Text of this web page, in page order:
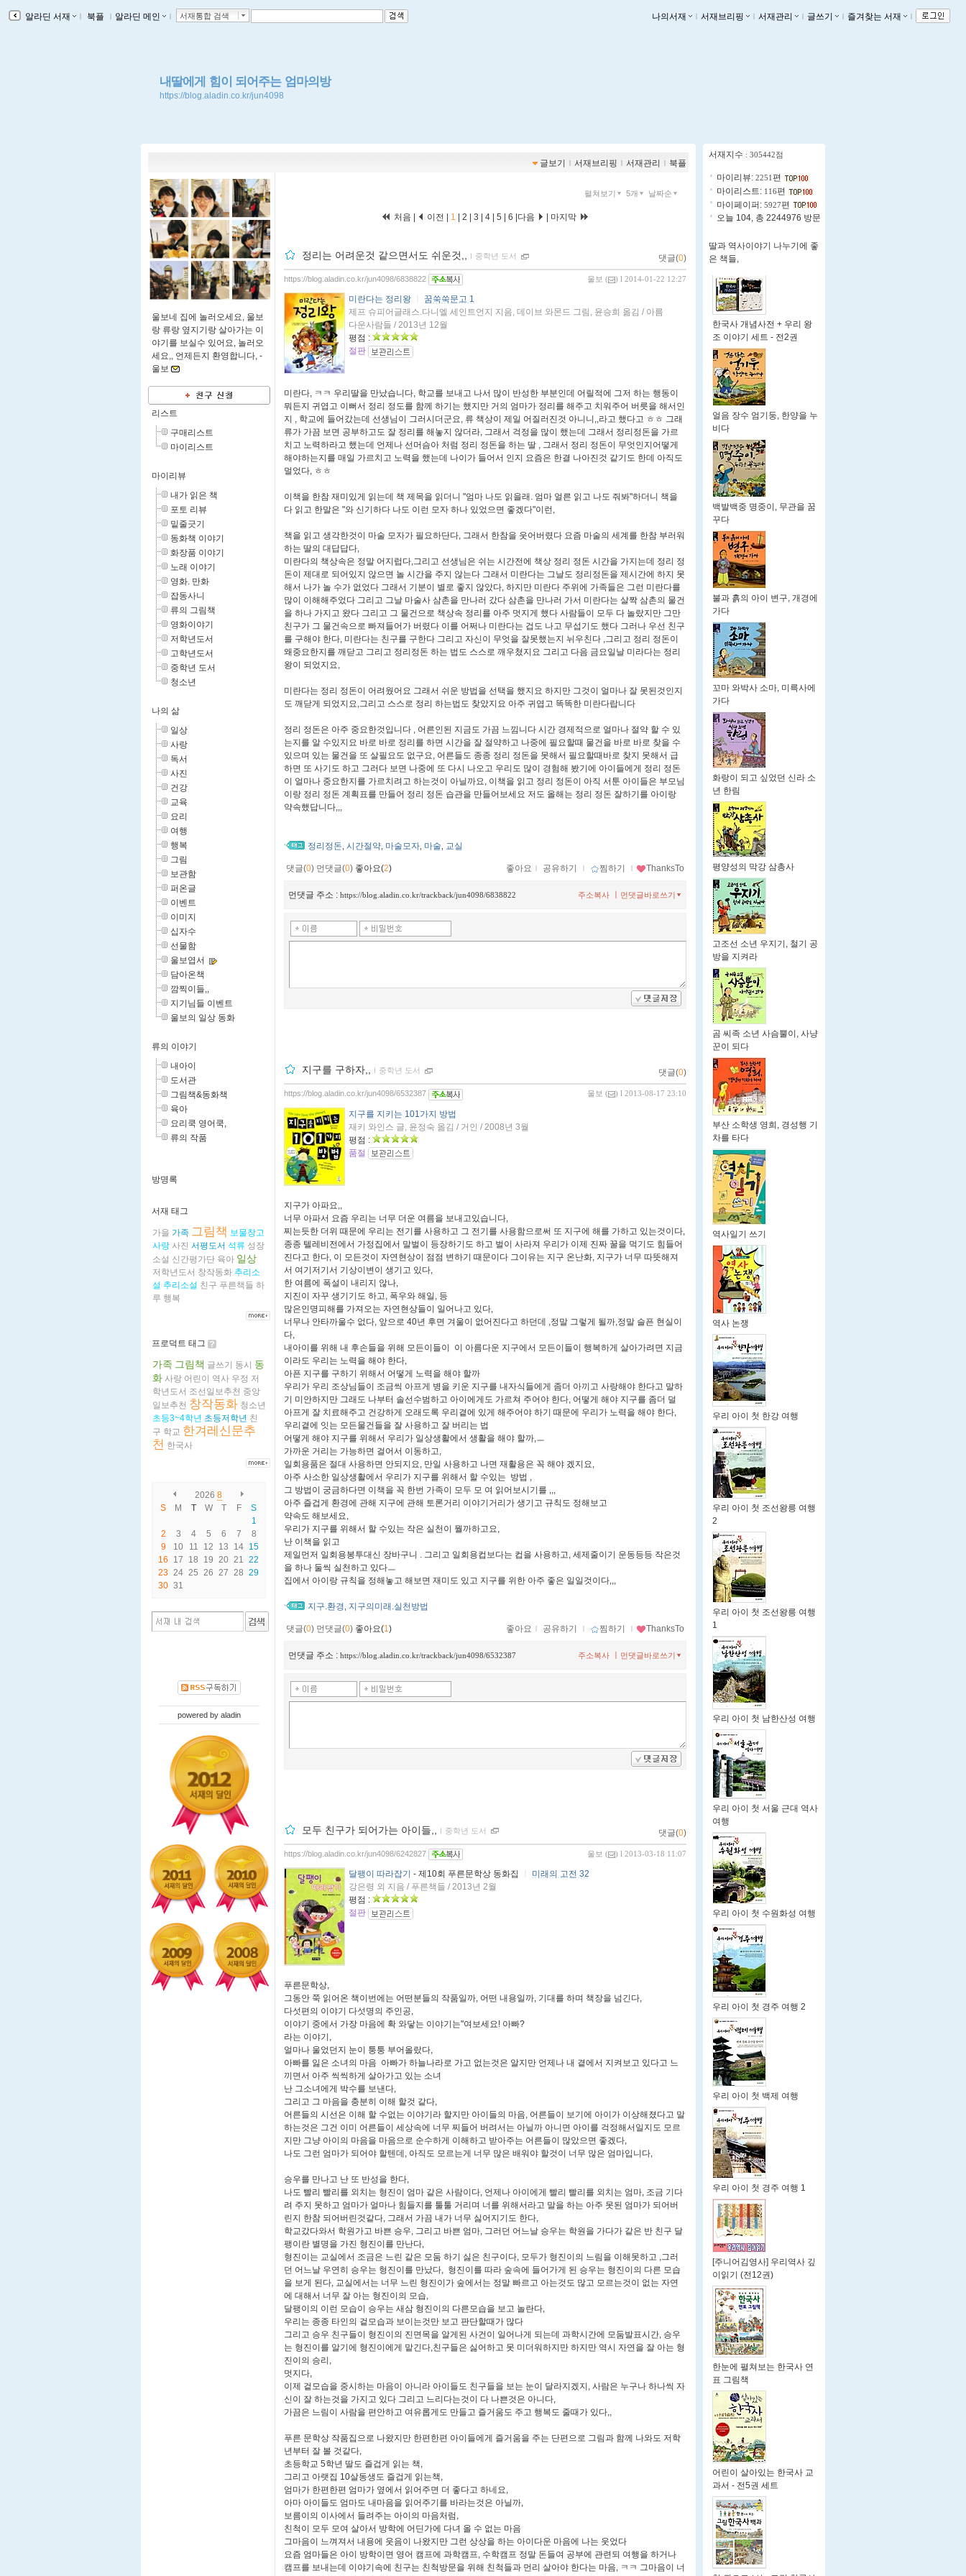
알라딘 서재 ｌ 북플 ｌ 알라딘 메인 ｌ 서재통합 검색 나의서재 ｌ 서재브리핑 ｌ 서재관리 ｌ 글쓰기 ｌ 즐겨찾는 서재 ｌ
내딸에게 힘이 되어주는 엄마의방
https://blog.aladin.co.kr/jun4098
글보기 ｌ 서재브리핑 ｌ 서재관리 ｌ 북플
울보네 집에 놀러오세요, 울보
랑 류랑 옆지기랑 살아가는 이
야기를 보실수 있어요, 놀러오
세요,, 언제든지 환영합니다, -
울보
리스트
구매리스트
마이리스트
마이리뷰
내가 읽은 책
포토 리뷰
밑줄긋기
동화책 이야기
화장품 이야기
노래 이야기
영화. 만화
잡동사니
류의 그림책
영화이야기
저학년도서
고학년도서
중학년 도서
청소년
나의 삶
일상
사랑
독서
사진
건강
교육
요리
여행
행복
그림
보관함
퍼온글
이벤트
이미지
십자수
선물함
울보엽서
담아온책
깜찍이들,,
지기님들 이벤트
울보의 일상 동화
류의 이야기
내아이
도서관
그림책&동화책
육아
요리쿡 영어쿡,
류의 작품
방명록
서재 태그
가을 가족 그림책 보물창고
사랑 사진 서평도서 석류 성장
소설 신간평가단 육아 일상
저학년도서 창작동화 추리소
설 추리소설 친구 푸른책들 하
루 행복
프로덕트 태그
가족 그림책 글쓰기 동시
동
화 사랑 어린이 역사 우정 저
학년도서 조선일보추천 중앙
일보추천 창작동화 청소년
초등3~4학년 초등저학년 친
구 학교 한겨레신문추
천 한국사
2026 8
S
M T W T F
S
1
2
3 4 5 6 7
8
9
10 11 12 13 14 15
16
17 18 19 20 21 22
23 24 25 26 27 28 29
30 31
powered by aladin
펼쳐보기 5개 날짜순
처음 | 이전 | 1 2 3 4 5 6 다음 마지막
정리는 어려운것 같으면서도 쉬운것,, ｌ 중학년 도서 댓글(0)
울보 ( ) l 2014-01-22 12:27
https://blog.aladin.co.kr/jun4098/6838822
미란다는 정리왕
꿈쑥쑥문고 1
제프 슈피어글래스.다니엘 세인트언지 지음, 데이브 와몬드 그림, 윤승희 옮김 / 아름
다운사람들 / 2013년 12월
평점 :
절판
미란다, ㅋㅋ 우리딸을 만났습니다, 학교를 보내고 나서 많이 반성한 부분인데 어릴적에 그저 하는 행동이
뭐든지 귀엽고 이뻐서 정리 정도를 함께 하기는 했지만 거의 엄마가 정리를 해주고 치워주어 버릇을 해서인
지 , 학교에 들어갔는데 선생님이 그러시더군요, 류 책상이 제일 어질러진것 아니니,,라고 했다고 ㅎㅎ 그래
류가 가끔 보면 공부하고도 잘 정리를 해놓지 않더라, 그래서 걱정을 많이 했는데 그래서 정리정돈을 가르
치고 노력하라고 했는데 언제나 선머슴아 처럼 정리 정돈을 하는 딸 , 그래서 정리 정돈이 무엇인지어떻게
해야하는지를 매일 가르치고 노력을 했는데 나이가 들어서 인지 요즘은 한결 나아진것 같기도 한데 아직도
멀었다, ㅎㅎ
이책을 한참 재미있게 읽는데 책 제목을 읽더니 "엄마 나도 읽을래. 엄마 얼른 읽고 나도 줘봐"하더니 책을
다 읽고 한말은 "와 신기하다 나도 이런 모자 하나 있었으면 좋겠다"이런,
책을 읽고 생각한것이 마술 모자가 필요하단다, 그래서 한참을 웃어버렸다 요즘 마술의 세계를 한참 부러워
하는 딸의 대답답다,
미란다의 책상속은 정말 어지럽다,그리고 선생님은 쉬는 시간전에 책상 정리 정돈 시간을 가지는데 정리 정
돈이 제대로 되어있지 않으면 놀 시간을 주지 않는다 그래서 미란다는 그날도 정리정돈을 제시간에 하지 못
해서 나가 놀 수가 없었다 그래서 기분이 별로 좋지 않았다, 하지만 미란다 주위에 가족들은 그런 미란다를
많이 이해해주었다 그리고 그날 마술사 삼촌을 만나러 갔다 삼촌을 만나러 가서 미란다는 살짝 삼촌의 물건
을 하나 가지고 왔다 그리고 그 물건으로 책상속 정리를 아주 멋지게 했다 사람들이 모두 다 놀랐지만 그만
친구가 그 물건속으로 빠져들어가 버렸다 이를 어쩌나 미란다는 겁도 나고 무섭기도 했다 그러나 우선 친구
를 구해야 한다, 미란다는 친구를 구한다 그리고 자신이 무엇을 잘못했는지 뉘우친다 ,그리고 정리 정돈이
왜중요한지를 깨닫고 그리고 정리정돈 하는 법도 스스로 깨우쳤지요 그리고 다음 금요일날 미라다는 정리
왕이 되었지요,
미란다는 정리 정돈이 어려웠어요 그래서 쉬운 방법을 선택을 했지요 하지만 그것이 얼마나 잘 못된것인지
도 깨닫게 되었지요,그리고 스스로 정리 하는법도 찾았지요 아주 귀엽고 똑똑한 미란다랍니다
정리 정돈은 아주 중요한것입니다 , 어른인된 지금도 가끔 느낌니다 시간 경제적으로 얼마나 절약 할 수 있
는지를 알 수있지요 바로 바로 정리를 하면 시간을 잘 절약하고 나중에 필요할때 물건을 바로 바로 찾을 수
있으며 있는 물건을 또 살필요도 없구요, 어른들도 종종 정리 정돈을 못해서 필요할때바로 찾지 못해서 급
하면 또 사기도 하고 그러다 보면 나중에 또 다시 나오고 우리도 많이 경험해 봤기에 아이들에게 정리 정돈
이 얼마나 중요한지를 가르치려고 하는것이 아닐까요, 이책을 읽고 정리 정돈이 아직 서툰 아이들은 부모님
이랑 정리 정돈 계획표를 만들어 정리 정돈 습관을 만들어보세요 저도 올해는 정리 정돈 잘하기를 아이랑
약속했답니다,,,
정리정돈, 시간절약, 마술모자, 마술, 교실
댓글(0) 먼댓글(0) 좋아요(2) 좋아요 ｌ 공유하기 ｌ 찜하기 ｌ ThanksTo
먼댓글 주소 : https://blog.aladin.co.kr/trackback/jun4098/6838822 먼댓글바로쓰기
주소복사
지구를 구하자,, ｌ 중학년 도서 댓글(0)
울보 ( ) l 2013-08-17 23:10
https://blog.aladin.co.kr/jun4098/6532387
지구를 지키는 101가지 방법
재키 와인스 글, 윤정숙 옮김 / 거인 / 2008년 3월
평점 :
품절
지구가 아파요,,
너무 아파서 요즘 우리는 너무 더운 여름을 보내고있습니다,
찌는듯한 더위 때문에 우리는 전기를 사용하고 그 전기를 사용함으로써 또 지구에 해를 가하고 있는것이다,
종종 텔레비전에서 가정집에서 말벌이 등장하기도 하고 벌이 사라져 우리가 이제 진짜 꿀을 먹기도 힘들어
진다고 한다, 이 모든것이 자연현상이 점점 변하기 때문이다 그이유는 지구 온난화, 지구가 너무 따뜻해져
서 여기저기서 기상이변이 생기고 있다,
한 여름에 폭설이 내리지 않나,
지진이 자꾸 생기기도 하고, 폭우와 해일, 등
많은인명피해를 가져오는 자연현상들이 일어나고 있다,
너무나 안타까울수 없다, 앞으로 40년 후면 겨울이 없어진다고 하던데 ,정말 그렇게 될까,정말 슬픈 현실이
다,
내아이를 위해 내 후손들을 위해 모든이들이 이 아름다운 지구에서 모든이들이 행복하게 살아가려면 지금
이라도 우리는 노력을 해야 한다,
아픈 지구를 구하기 위해서 어떻게 노력을 해야 할까
우리가 우리 조상님들이 조금씩 아프게 병을 키운 지구를 내자식들에게 좀더 아끼고 사랑해야 한다고 말하
기 미안하지만 그래도 나부터 솔선수범하고 아이에게도 가르쳐 주어야 한다, 어떻게 해야 지구를 좀더 덜
아프게 잘 치료해주고 건강하게 오래도록 우리곁에 있게 해주어야 하기 때문에 우리가 노력을 해야 한다,
우리곁에 잇는 모든물건들을 잘 사용하고 잘 버리는 법
어떻게 해야 지구를 위해서 우리가 일상생활에서 생활을 해야 할까,ㅡ
가까운 거리는 가능하면 걸어서 이동하고,
일회용품은 절대 사용하면 안되지요, 만일 사용하고 나면 재활용은 꼭 해야 겠지요,
아주 사소한 일상생활에서 우리가 지구를 위해서 할 수있는 방법 ,
그 방법이 궁금하다면 이책을 꼭 한번 가족이 모두 모 여 읽어보시기를 ,,,
아주 즐겁게 환경에 관해 지구에 관해 토론거리 이야기거리가 생기고 규칙도 정해보고
약속도 해보세요,
우리가 지구를 위해서 할 수있는 작은 실천이 뭘까하고요,
난 이책을 읽고
제일먼저 일회용봉투대신 장바구니 . 그리고 일회용컵보다는 컵을 사용하고, 세제줄이기 운동등등 작은것
을 하나 둘씩 실천하고 있다ㅡ
집에서 아이랑 규칙을 정해놓고 해보면 재미도 있고 지구를 위한 아주 좋은 일일것이다,,,
지구.환경 지구의미래.실천방법
댓글(0) 먼댓글(0) 좋아요(1) 좋아요 ｌ 공유하기 ｌ 찜하기 ｌ ThanksTo
먼댓글 주소 : https://blog.aladin.co.kr/trackback/jun4098/6532387 먼댓글바로쓰기
주소복사
모두 친구가 되어가는 아이들,, ｌ 중학년 도서 댓글(0)
울보 ( ) l 2013-03-18 11:07
https://blog.aladin.co.kr/jun4098/6242827
달팽이 따라잡기 - 제10회 푸른문학상 동화집
미래의 고전 32
강은령 외 지음 / 푸른책들 / 2013년 2월
평점 :
절판
푸른문학상,
그동안 쭉 읽어온 책이번에는 어떤분들의 작품일까, 어떤 내용일까, 기대를 하며 책장을 넘긴다,
다섯편의 이야기 다섯명의 주인공,
이야기 중에서 가장 마음에 확 와닿는 이야기는"여보세요! 아빠?
라는 이야기,
얼마나 울었던지 눈이 퉁퉁 부어올랐다,
아빠를 잃은 소녀의 마음 아빠가 하늘나라로 가고 없는것은 알지만 언제나 내 곁에서 지켜보고 있다고 느
끼면서 아주 씩씩하게 살아가고 있는 소녀
난 그소녀에게 박수를 보낸다,
그리고 그 마음을 충분히 이해 할것 같다,
어른들의 시선은 이해 할 수없는 이야기라 할지만 아이들의 마음, 어른들이 보기에 아이가 이상해졌다고 말
하는것은 그건 이미 어른들이 세상속에 너무 찌들어 버려서는 아닐까 아니면 아이를 걱정해서일지도 모르
지만 그냥 아이의 마음을 마음으로 순수하게 이해하고 받아주는 어른들이 많았으면 좋겠다,
나도 그런 엄마가 되어야 할텐데, 아직도 모르는게 너무 많은 배워야 할것이 너무 많은 엄마입니다,
승우를 만나고 난 또 반성을 한다,
나도 빨리 빨리를 외치는 형진이 엄마 같은 사람이다, 언제나 아이에게 빨리 빨리를 외치는 엄마, 조금 기다
려 주지 못하고 엄마가 얼마나 힘들지를 툴툴 거리며 너를 위해서라고 말을 하는 아주 못된 엄마가 되어버
린지 한참 되어버린것같다, 그래서 가끔 내가 너무 싫어지기도 한다,
학교갔다와서 학원가고 바쁜 승우, 그리고 바쁜 엄마, 그러던 어느날 승우는 학원을 가다가 같은 반 친구 달
팽이란 별명을 가진 형진이를 만난다,
형진이는 교실에서 조금은 느린 같은 모둠 하기 싫은 친구이다, 모두가 형진이의 느림을 이해못하고 ,그러
던 어느날 우연히 승우는 형진이를 만났다, 형진이를 따라 숲속에 들어가게 된 승우는 형진이의 다른 모습
을 보게 된다, 교실에서는 너무 느린 형진이가 숲에서는 정말 빠르고 아는것도 많고 모르는것이 없는 자연
에 대해서 너무 잘 아는 형진이의 모습,
달팽이의 이런 모습이 승우는 새삼 형진이의 다른모습을 보고 놀란다,
우리는 종종 타인의 겉모습과 보이는것만 보고 판단할때가 많다
그리고 승우 친구들이 형진이의 진면목을 알게된 사건이 일어나게 되는데 과학시간에 모둠발표시간, 승우
는 형진이를 알기에 형진이에게 맡긴다,친구들은 싫어하고 못 미더워하지만 하지만 역시 자연을 잘 아는 형
진이의 승리,
멋지다,
이제 겉모습을 중시하는 마음이 아니라 아이들도 친구들을 보는 눈이 달라지겠지, 사람은 누구나 하나씩 자
신이 잘 하는것을 가지고 있다 그리고 느리다는것이 다 나쁜것은 아니다,
가끔은 느림이 사람을 편안하고 여유롭게도 만들고 즐거움도 주고 행복도 줄때가 있다,,
푸른 문학상 작품집으로 나왔지만 한편한편 아이들에게 즐거움을 주는 단편으로 그림과 함께 나와도 저학
년부터 잘 볼 것같다,
초등학교 5학년 딸도 즐겁게 읽는 책,
그리고 아랫집 10살동생도 즐겁게 읽는책,
엄마가 한편한편 엄마가 옆에서 읽어주면 더 좋다고 하네요,
아마 아이들도 엄마도 내마음을 읽어주기를 바라는것은 아닐까,
보름이의 이사에서 들려주는 아이의 마음처럼,
친척이 모두 모여 살아서 방학에 어딘가에 다녀 올 수 없는 마음
그마음이 느껴져서 내용에 웃음이 나왔지만 그런 상상을 하는 아이다운 마음에 나는 웃었다
요즘 엄마들은 아이 방학이면 영어 캠프에 과학캠프, 수학캠프 정말 돈들여 공부에 관련되 여행을 하거나
캠프를 보내는데 이야기속에 친구는 친척방문을 위해 친척들과 먼리 살아야 한다는 마음, ㅋㅋ 그마음이 너
서재지수 : 305442점
마이리뷰: 2251편
마이리스트: 116편
마이페이퍼: 5927편
오늘 104, 총 2244976 방문
딸과 역사이야기 나누기에 좋
은 책들,
한국사 개념사전 + 우리 왕
조 이야기 세트 - 전2권
얼음 장수 엄기둥, 한양을 누
비다
백발백중 명중이, 무관을 꿈
꾸다
불과 흙의 아이 변구, 개경에
가다
꼬마 와박사 소마, 미륵사에
가다
화랑이 되고 싶었던 신라 소
년 한림
평양성의 막강 삼총사
고조선 소년 우지기, 철기 공
방을 지켜라
곰 씨족 소년 사슴뿔이, 사냥
꾼이 되다
부산 소학생 영희, 경성행 기
차를 타다
역사일기 쓰기
역사 논쟁
우리 아이 첫 한강 여행
우리 아이 첫 조선왕릉 여행
2
우리 아이 첫 조선왕릉 여행
1
우리 아이 첫 남한산성 여행
우리 아이 첫 서울 근대 역사
여행
우리 아이 첫 수원화성 여행
우리 아이 첫 경주 여행 2
우리 아이 첫 백제 여행
우리 아이 첫 경주 여행 1
[주니어김영사] 우리역사 깊
이읽기 (전12권)
한눈에 펼쳐보는 한국사 연
표 그림책
어린이 살아있는 한국사 교
과서 - 전5권 세트